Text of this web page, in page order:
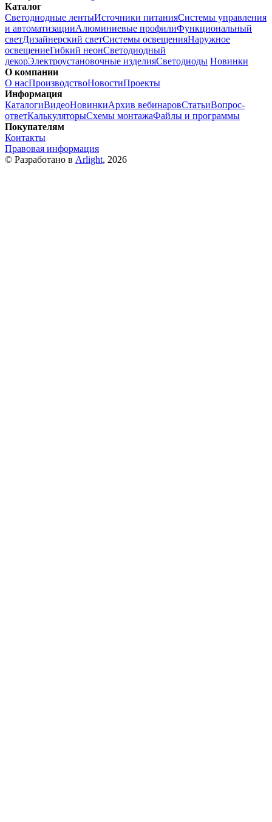
Каталог
Светодиодные лентыИсточники питанияСистемы управления
и автоматизацииАлюминиевые профилиФункциональный
светДизайнерский светСистемы освещенияНаружное
освещениеГибкий неонСветодиодный
декорЭлектроустановочные изделияСветодиоды Новинки
О компании
О насПроизводствоНовостиПроекты
Информация
КаталогиВидеоНовинкиАрхив вебинаровСтатьиВопрос-
ответКалькуляторыСхемы монтажаФайлы и программы
Покупателям
Контакты
Правовая информация
© Разработано в Arlight, 2026